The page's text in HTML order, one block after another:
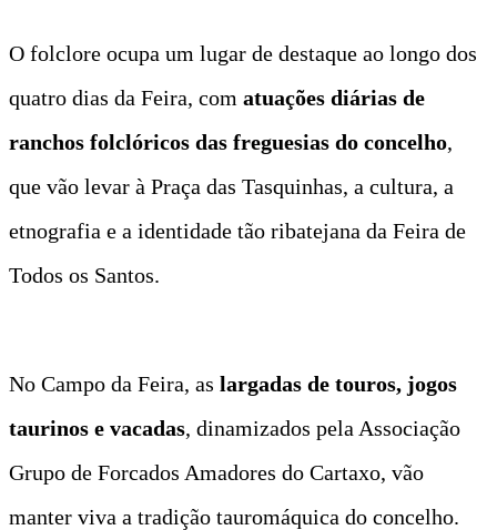
O folclore ocupa um lugar de destaque ao longo dos
quatro dias da Feira, com atuações diárias de
ranchos folclóricos das freguesias do concelho,
que vão levar à Praça das Tasquinhas, a cultura, a
etnografia e a identidade tão ribatejana da Feira de
Todos os Santos.
No Campo da Feira, as largadas de touros, jogos
taurinos e vacadas, dinamizados pela Associação
Grupo de Forcados Amadores do Cartaxo, vão
manter viva a tradição tauromáquica do concelho.